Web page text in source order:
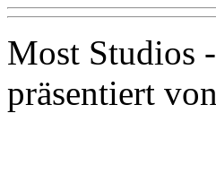
Most Studios
präsentiert von